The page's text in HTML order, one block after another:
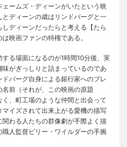
ームズ・ディーンがいたという映
ディーンの歳はリンドバーグと一
ディーンだったらと考える【たら
映画ファンの特権である。
る場面になるのが1時間10分後、実
がぎっしりと詰まっているのであ
バーグ自身による銀行家へのプレ
前（それが、この映画の原題
、町工場のような仲間と出会って
イズされて出来上がる愛機の描写
わる人たちの群像劇が手際よく描
人監督ビリー・ワイルダーの手腕